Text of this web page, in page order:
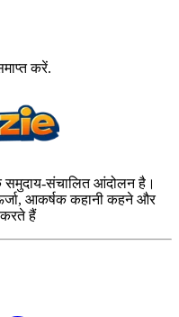
करें.
समुदाय-संचालित आंदोलन है।
आकर्षक कहानी कहने और
करते हैं